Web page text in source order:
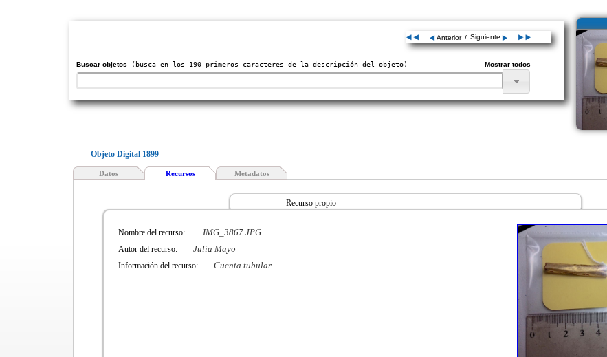
Anterior / Siguiente
Buscar objetos (busca en los 190 primeros caracteres de la descripción del objeto) Mostrar todos
Objeto Digital 1899
Datos Recursos Metadatos
Recurso propio
Nombre del recurso: IMG_3867.JPG
Autor del recurso: Julia Mayo
Información del recurso: Cuenta tubular.